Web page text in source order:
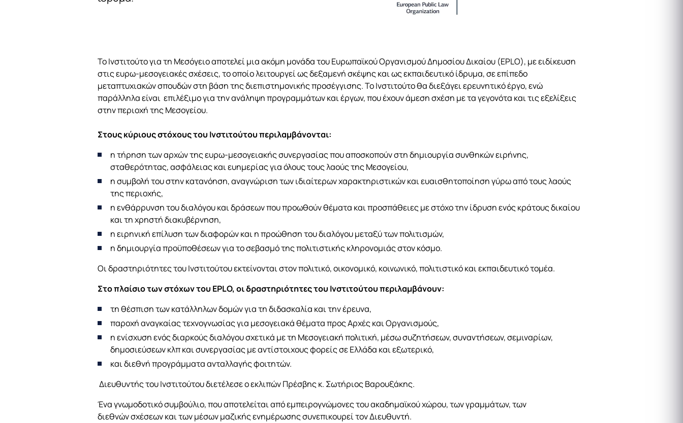
Το Ινστιτούτο για τη Μεσόγειο αποτελεί μια ακόμη μονάδα του Ευρωπαϊκού Οργανισμού Δημοσίου Δικαίου (EPLO), με ειδίκευση
στις ευρω-μεσογειακές σχέσεις, το οποίο λειτουργεί ως δεξαμενή σκέψης και ως εκπαιδευτικό ίδρυμα, σε επίπεδο
μεταπτυχιακών σπουδών στη βάση της διεπιστημονικής προσέγγισης. Το Ινστιτούτο θα διεξάγει ερευνητικό έργο, ενώ
παράλληλα είναι επιλέξιμο για την ανάληψη προγραμμάτων και έργων, που έχουν άμεση σχέση με τα γεγονότα και τις εξελίξεις
στην περιοχή της Μεσογείου.
Στους κύριους στόχους του Ινστιτούτου περιλαμβάνονται:
η τήρηση των αρχών της ευρω-μεσογειακής συνεργασίας που αποσκοπούν στη δημιουργία συνθηκών ειρήνης,
σταθερότητας, ασφάλειας και ευημερίας για όλους τους λαούς της Μεσογείου,
η συμβολή του στην κατανόηση, αναγνώριση των ιδιαίτερων χαρακτηριστικών και ευαισθητοποίηση γύρω από τους λαούς
της περιοχής,
η ενθάρρυνση του διαλόγου και δράσεων που προωθούν θέματα και προσπάθειες με στόχο την ίδρυση ενός κράτους δικαίου
και τη χρηστή διακυβέρνηση,
η ειρηνική επίλυση των διαφορών και η προώθηση του διαλόγου μεταξύ των πολιτισμών,
η δημιουργία προϋποθέσεων για το σεβασμό της πολιτιστικής κληρονομιάς στον κόσμο.
Οι δραστηριότητες του Ινστιτούτου εκτείνονται στον πολιτικό, οικονομικό, κοινωνικό, πολιτιστικό και εκπαιδευτικό τομέα.
Στο πλαίσιο των στόχων του EPLO, οι δραστηριότητες του Ινστιτούτου περιλαμβάνουν:
τη θέσπιση των κατάλληλων δομών για τη διδασκαλία και την έρευνα,
παροχή αναγκαίας τεχνογνωσίας για μεσογειακά θέματα προς Αρχές και Οργανισμούς,
η ενίσχυση ενός διαρκούς διαλόγου σχετικά με τη Μεσογειακή πολιτική, μέσω συζητήσεων, συναντήσεων, σεμιναρίων,
δημοσιεύσεων κλπ και συνεργασίας με αντίστοιχους φορείς σε Ελλάδα και εξωτερικό,
και διεθνή προγράμματα ανταλλαγής φοιτητών.
Διευθυντής του Ινστιτούτου διετέλεσε ο εκλιπών Πρέσβης κ. Σωτήριος Βαρουξάκης.
Ένα γνωμοδοτικό συμβούλιο, που αποτελείται από εμπειρογνώμονες του ακαδημαϊκού χώρου, των γραμμάτων, των
διεθνών σχέσεων και των μέσων μαζικής ενημέρωσης συνεπικουρεί τον Διευθυντή.